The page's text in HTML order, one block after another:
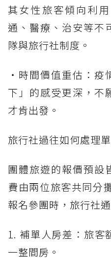
其女性旅客傾向利
通、醫療、治安等不
隊與旅行社制度。
・時間價值重估：疫
下」的感受更深，不
才肯出發。
旅行社過往如何處理
團體旅遊的報價預設
費由兩位旅客共同分
報名參團時，旅行社
1. 補單人房差：旅客
一整間房。